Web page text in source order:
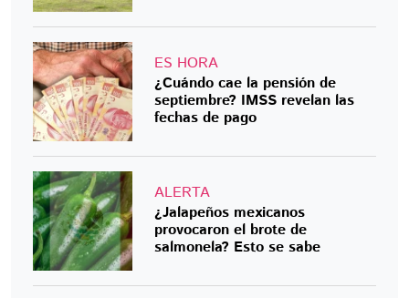
ES HORA
¿Cuándo cae la pensión de
septiembre? IMSS revelan las
fechas de pago
ALERTA
¿Jalapeños mexicanos
provocaron el brote de
salmonela? Esto se sabe